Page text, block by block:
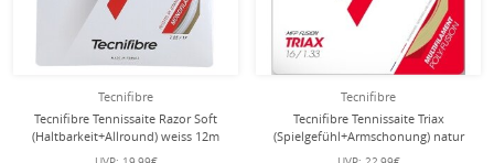
Tecnifibre
Tecnifibre Tennissaite Razor Soft
(Haltbarkeit+Allround) weiss 12m
Set
Tecnifibre
Tecnifibre Tennissaite Triax
(Spielgefühl+Armschonung) natur
12m Set